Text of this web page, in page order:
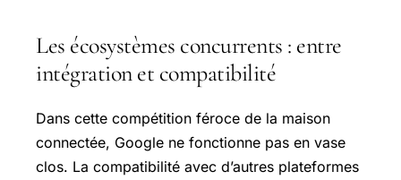
Les écosystèmes concurrents : entre
intégration et compatibilité
Dans cette compétition féroce de la maison
connectée, Google ne fonctionne pas en vase
clos. La compatibilité avec d’autres plateformes